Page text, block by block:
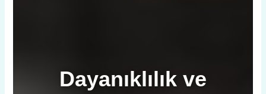
Dayanıklılık ve